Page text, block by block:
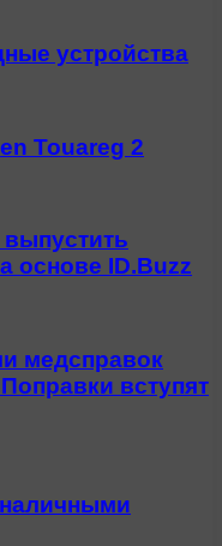
устройства
Touareg 2
основе ID.Buzz
медсправок
вступят